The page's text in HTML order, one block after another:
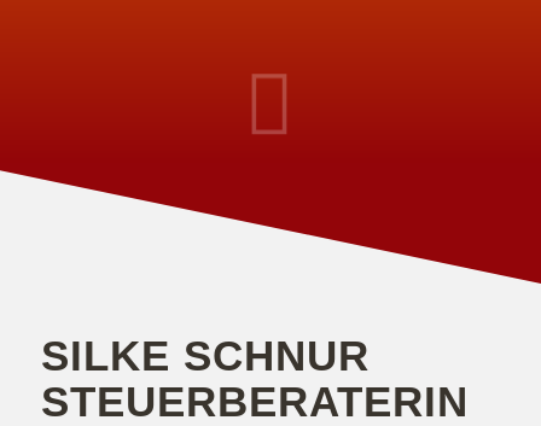
SILKE SCHNUR
STEUERBERATERIN